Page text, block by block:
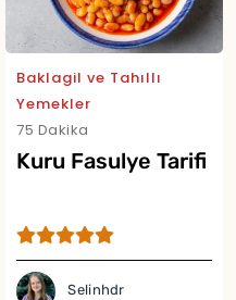
Baklagil ve Tahıllı
Yemekler
75 Dakika
Kuru Fasulye Tarifi
Selinhdr